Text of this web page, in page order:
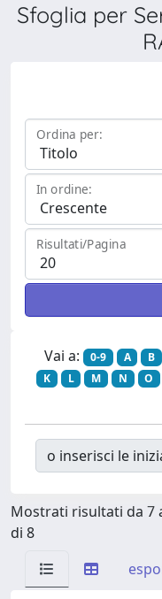
Sfoglia per
Ordina per:
In ordine:
Risultati/Pagina
Vai a: 0-9 A B
K
L M N O
o inserisci le
Mostrati risultati da 7
di 8